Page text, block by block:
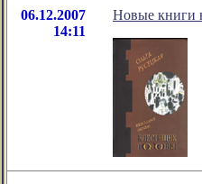
06.12.2007
14:11
Новые книги